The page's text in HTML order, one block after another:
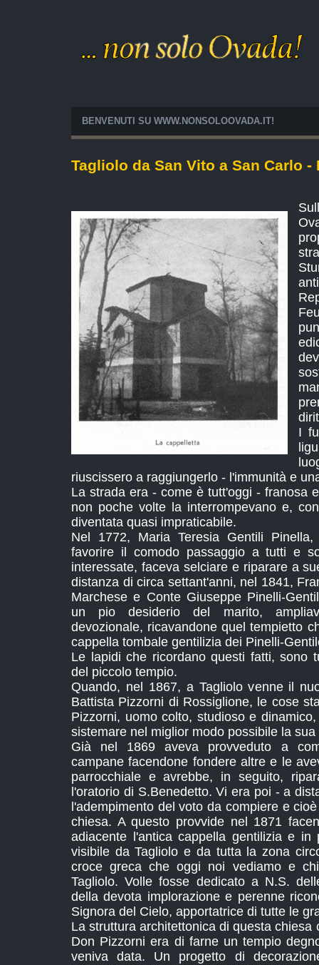
BENVENUTI SU WWW.NONSOLOOVADA.IT!
Tagliolo da San Vito a San Carlo -
I
riuscissero a raggiungerlo - l'immunità e
La strada era - come è tutt'oggi - franosa
non poche volte la interrompevano e,
diventata quasi impraticabile.
Nel 1772, Maria Teresia Gentili
favorire il comodo passaggio a tutti e
interessate, faceva selciare e riparare a
distanza di circa settant'anni, nel 1841,
Marchese e Conte Giuseppe Pinelli-
un pio desiderio del marito,
devozionale, ricavandone quel tempietto
cappella tombale gentilizia dei Pinelli-
Le lapidi che ricordano questi fatti, sono
del piccolo tempio.
Quando, nel 1867, a Tagliolo venne il
Battista Pizzorni di Rossiglione, le cose
Pizzorni, uomo colto, studioso e
sistemare nel miglior modo possibile la
Già nel 1869 aveva provveduto a
campane facendone fondere altre e le
parrocchiale e avrebbe, in seguito,
l'oratorio di S.Benedetto. Vi era poi - a
l'adempimento del voto da compiere e
chiesa. A questo provvide nel 1871
adiacente l'antica cappella gentilizia e in
visibile da Tagliolo e da tutta la zona
croce greca che oggi noi vediamo e
Tagliolo. Volle fosse dedicato a N.S.
della devota implorazione e perenne
Signora del Cielo, apportatrice di tutte le
La struttura architettonica di questa chiesa
Don Pizzorni era di farne un tempio
veniva data. Un progetto di